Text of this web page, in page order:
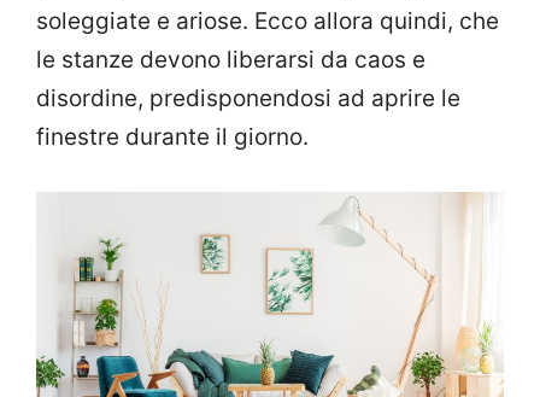
soleggiate e ariose. Ecco allora quindi, che
le stanze devono liberarsi da caos e
disordine, predisponendosi ad aprire le
finestre durante il giorno.